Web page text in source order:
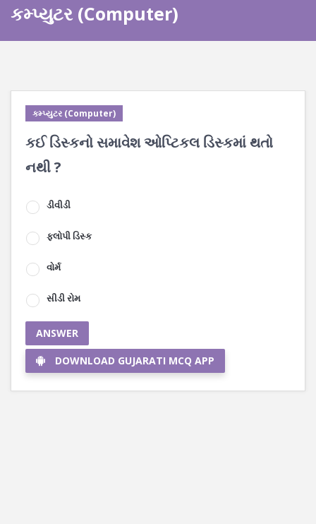
કમ્પ્યુટર (Computer)
કમ્પ્યુટર (Computer)
કઈ ડિસ્કનો સમાવેશ ઓપ્ટિકલ ડિસ્કમાં થતો
નથી ?
ડીવીડી
ફ્લોપી ડિસ્ક
વોર્મ
સીડી રોમ
ANSWER
DOWNLOAD GUJARATI MCQ APP